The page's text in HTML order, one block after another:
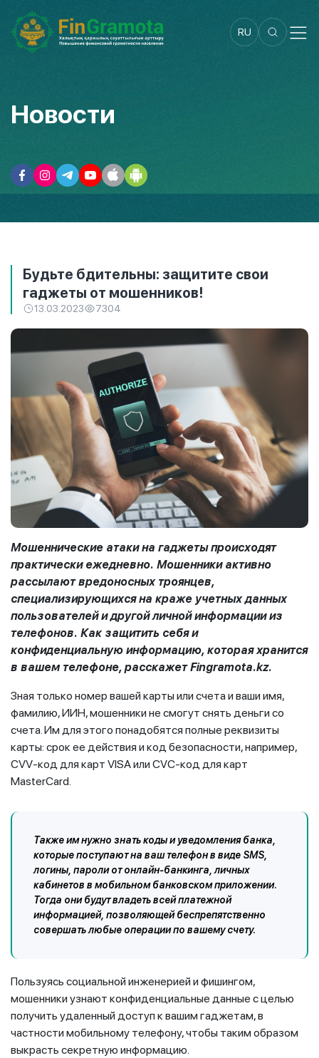
RU
Новости
Будьте бдительны: защитите свои
гаджеты от мошенников!
13.03.2023 7304
Мошеннические атаки на гаджеты происходят
практически ежедневно. Мошенники активно
рассылают вредоносных троянцев,
специализирующихся на краже учетных данных
пользователей и другой личной информации из
телефонов. Как защитить себя и
конфиденциальную информацию, которая хранится
в вашем телефоне, расскажет Fingramota.kz.
Зная только номер вашей карты или счета и ваши имя,
фамилию, ИИН, мошенники не смогут снять деньги со
счета. Им для этого понадобятся полные реквизиты
карты: срок ее действия и код безопасности, например,
CVV-код для карт VISA или CVC-код для карт
MasterCard.
Также им нужно знать коды и уведомления банка,
которые поступают на ваш телефон в виде SMS,
логины, пароли от онлайн-банкинга, личных
кабинетов в мобильном банковском приложении.
Тогда они будут владеть всей платежной
информацией, позволяющей беспрепятственно
совершать любые операции по вашему счету.
Пользуясь социальной инженерией и фишингом,
мошенники узнают конфиденциальные данные с целью
получить удаленный доступ к вашим гаджетам, в
частности мобильному телефону, чтобы таким образом
выкрасть секретную информацию.